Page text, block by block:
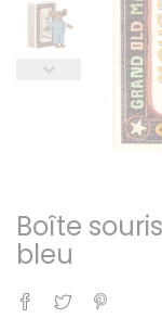
Boîte
bleu
Partager
Tweet